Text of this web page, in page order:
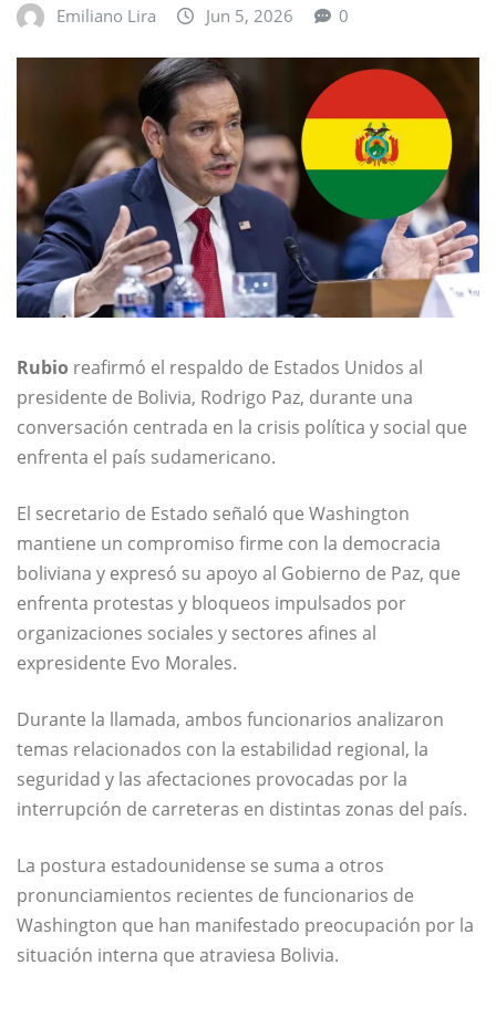
Emiliano Lira Jun 5, 2026 0
Rubio reafirmó el respaldo de Estados Unidos al
presidente de Bolivia, Rodrigo Paz, durante una
conversación centrada en la crisis política y social que
enfrenta el país sudamericano.
El secretario de Estado señaló que Washington
mantiene un compromiso firme con la democracia
boliviana y expresó su apoyo al Gobierno de Paz, que
enfrenta protestas y bloqueos impulsados por
organizaciones sociales y sectores afines al
expresidente Evo Morales.
Durante la llamada, ambos funcionarios analizaron
temas relacionados con la estabilidad regional, la
seguridad y las afectaciones provocadas por la
interrupción de carreteras en distintas zonas del país.
La postura estadounidense se suma a otros
pronunciamientos recientes de funcionarios de
Washington que han manifestado preocupación por la
situación interna que atraviesa Bolivia.